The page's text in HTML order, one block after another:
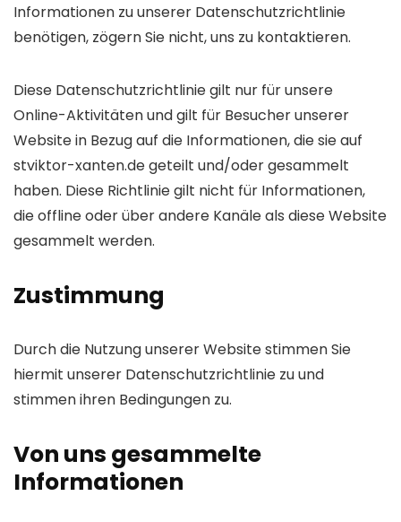
Informationen zu unserer Datenschutzrichtlinie
benötigen, zögern Sie nicht, uns zu kontaktieren.
Diese Datenschutzrichtlinie gilt nur für unsere
Online-Aktivitäten und gilt für Besucher unserer
Website in Bezug auf die Informationen, die sie auf
stviktor-xanten.de geteilt und/oder gesammelt
haben. Diese Richtlinie gilt nicht für Informationen,
die offline oder über andere Kanäle als diese Website
gesammelt werden.
Zustimmung
Durch die Nutzung unserer Website stimmen Sie
hiermit unserer Datenschutzrichtlinie zu und
stimmen ihren Bedingungen zu.
Von uns gesammelte
Informationen